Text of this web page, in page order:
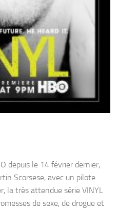
depuis le 14 février dernier,
Scorsese, avec un pilote
la très attendue série VINYL
de sexe, de drogue et